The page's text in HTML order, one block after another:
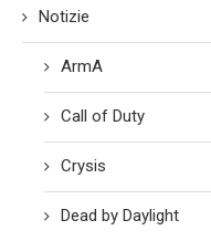
Notizie
ArmA
Call of Duty
Crysis
Dead by Daylight